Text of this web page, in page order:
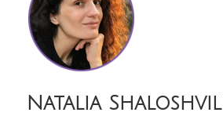
Natalia Shaloshvili